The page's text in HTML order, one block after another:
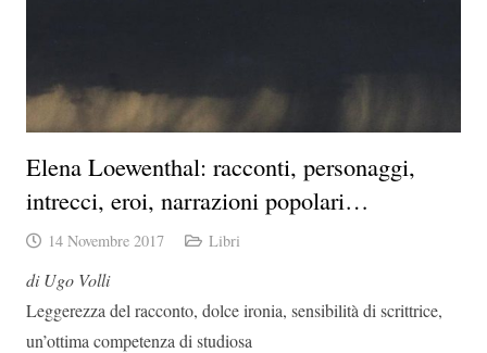
Elena Loewenthal: racconti, personaggi,
intrecci, eroi, narrazioni popolari…
14 Novembre 2017 Libri
di Ugo Volli
Leggerezza del racconto, dolce ironia, sensibilità di scrittrice,
un’ottima competenza di studiosa